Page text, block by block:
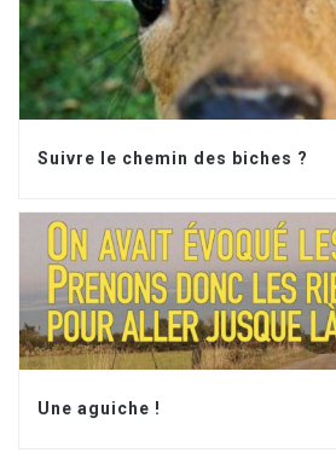
Suivre le chemin des biches ?
Une aguiche !